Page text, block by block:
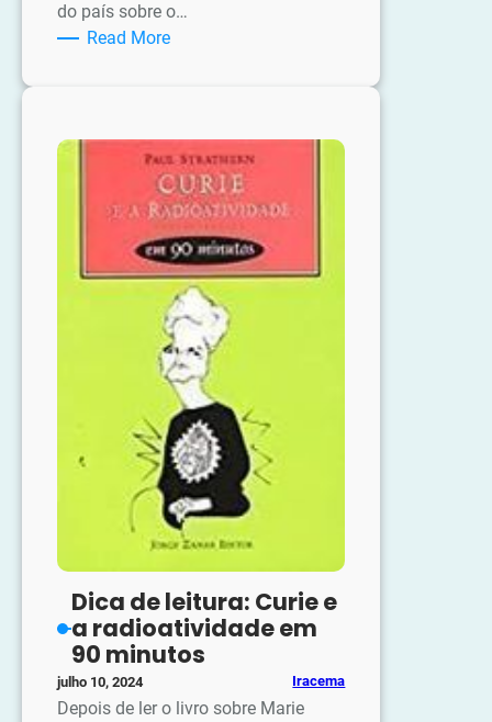
do país sobre o…
Read More:
de
Química
sobre
Propriedades
Coligativas
Dica de leitura: Curie e
a radioatividade em
90 minutos
julho 10, 2024 Iracema
Depois de ler o livro sobre Marie